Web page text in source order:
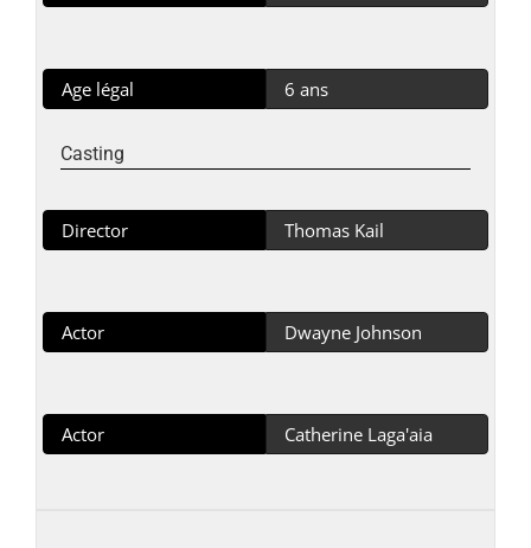
Age légal 6 ans
Casting
Director Thomas Kail
Actor Dwayne Johnson
Actor Catherine Laga'aia